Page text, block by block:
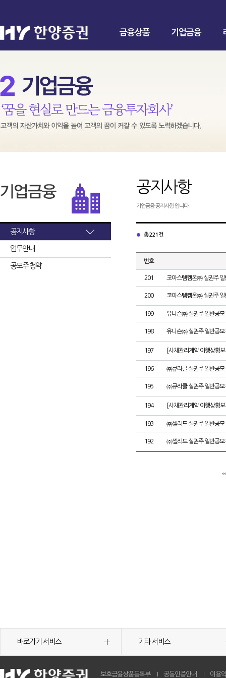
금융상품 기업금융
공지사항
업무안내
공모주 청약
공지사항
기업금융 공지사항 입니다.
총 221건
번호
201 코아스템켐온㈜ 실권주 일
200 코아스템켐온㈜ 실권주 일
199 유니슨㈜ 실권주 일반공모
198 유니슨㈜ 실권주 일반공모
197 [사채관리계약 이행상황
196 ㈜큐라클 실권주 일반공모
195 ㈜큐라클 실권주 일반공모
194 [사채관리계약 이행상황
193 ㈜셀리드 실권주 일반공모
192 ㈜셀리드 실권주 일반공모
바로가기 서비스 기타 서비스
보호금융상품등록부 공동인증안내 이용